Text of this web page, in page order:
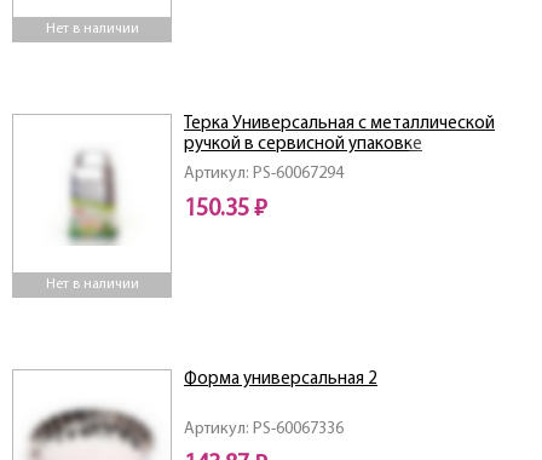
Нет в наличии
Нет в наличии
Артикул: PS-60067294
Терка Универсальная с металлической
ручкой в сервисной упаковке
150.35 ₽
Артикул: PS-60067336
Форма универсальная 2